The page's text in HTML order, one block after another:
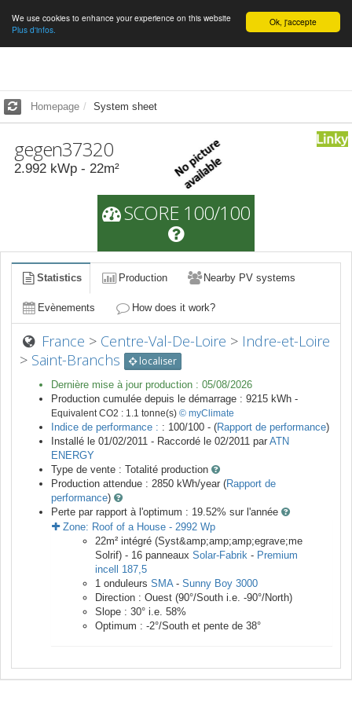
English Ok, j'accepte
We use cookies to enhance your experience on this website
Plus d'infos.
Homepage System sheet
gegen37320
2.992 kWp - 22m²
SCORE 100/100
Statistics Production Nearby PV systems
Evènements How does it work?
France > Centre-Val-De-Loire > Indre-et-Loire
> Saint-Branchs localiser
Dernière mise à jour production : 05/08/2026
Production cumulée depuis le démarrage : 9215 kWh -
Equivalent CO2 : 1.1 tonne(s) © myClimate
Indice de performance : : 100/100 - (Rapport de performance)
Installé le 01/02/2011 - Raccordé le 02/2011 par ATN
ENERGY
Type de vente : Totalité production
Production attendue : 2850 kWh/year (Rapport de
performance)
Perte par rapport à l'optimum : 19.52% sur l'année
Zone: Roof of a House - 2992 Wp
22m² intégré (Syst&amp;amp;amp;egrave;me
Solrif) - 16 panneaux Solar-Fabrik - Premium
incell 187,5
1 onduleurs SMA- Sunny Boy 3000
Direction : Ouest (90°/South i.e. -90°/North)
Slope : 30° i.e. 58%
Optimum : -2°/South et pente de 38°